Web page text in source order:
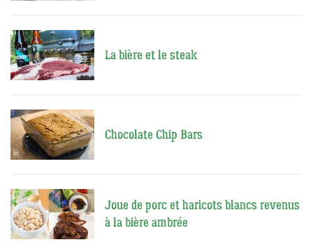
La bière et le steak
Chocolate Chip Bars
Joue de porc et haricots blancs revenus
à la bière ambrée